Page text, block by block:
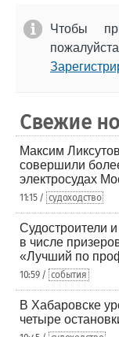
Чтобы
Свежие
Максим
совершили
электросудах
11:15 / судоходство
Судостроители
в числе
«Лучший по
10:59 / события
В Хабаровске
четыре